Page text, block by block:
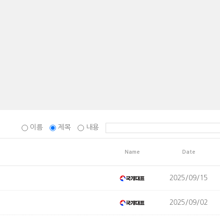
이름 제목 내용
Name Date
2025/09/15
2025/09/02